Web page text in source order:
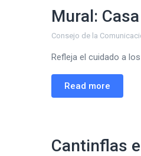
Mural:
Consejo de la
Refleja el cuidado a
Read more
Cantinflas